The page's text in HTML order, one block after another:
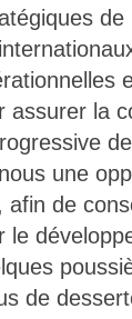
de
assurer la
une
afin de
le
de